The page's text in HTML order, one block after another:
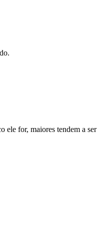
ele for, maiores tendem a ser